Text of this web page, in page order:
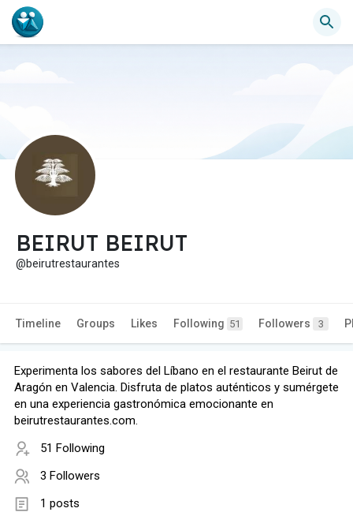
BEIRUT BEIRUT
@beirutrestaurantes
Timeline Groups Likes Following 51 Followers 3
Experimenta los sabores del Líbano en el restaurante Beirut de
Aragón en Valencia. Disfruta de platos auténticos y sumérgete
en una experiencia gastronómica emocionante en
beirutrestaurantes.com.
51 Following
3 Followers
1 posts